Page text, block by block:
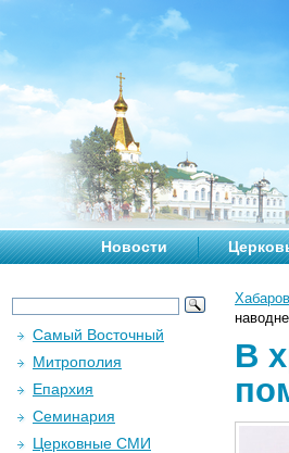
Новости
В
Самый Восточный
Митрополия
Епархия
Семинария
Церковные СМИ